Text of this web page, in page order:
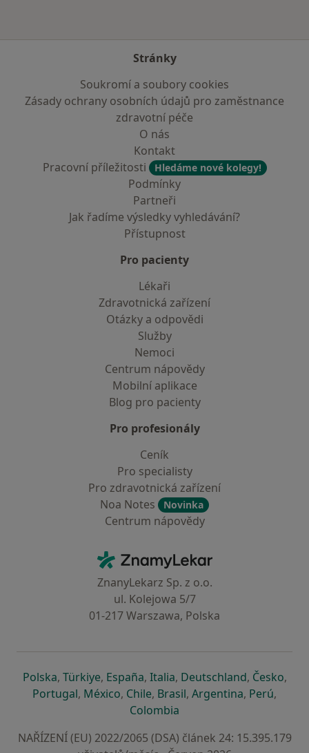
Stránky
Soukromí a soubory cookies
Zásady ochrany osobních údajů pro zaměstnance
zdravotní péče
O nás
Kontakt
Pracovní příležitosti
Hledáme nové kolegy!
Podmínky
Partneři
Jak řadíme výsledky vyhledávání?
Přístupnost
Pro pacienty
Lékaři
Zdravotnická zařízení
Otázky a odpovědi
Služby
Nemoci
Centrum nápovědy
Mobilní aplikace
Blog pro pacienty
Pro profesionály
Ceník
Pro specialisty
Pro zdravotnická zařízení
Noa Notes
Novinka
Centrum nápovědy
ZnamyLekar - Hlavní stránka
ZnanyLekarz Sp. z o.o.
ul. Kolejowa 5/7
01-217 Warszawa, Polska
Polskase otevře v nové záložce
, Türkiyese otevře v nové záložce
, Españase otevře v nové záložce
, Italiase otevře v nové záložce
, Deutschlandse otevře v
, Českose
,
Portugalse otevře v nové záložce
, Méxicose otevře v nové záložce
, Chilese otevře v nové záložce
, Brasilse otevře v nové
, Argentinase otevře v
, Perúse
,
Colombia
NAŘÍZENÍ (EU) 2022/2065 (DSA) článek 24: 15.395.179